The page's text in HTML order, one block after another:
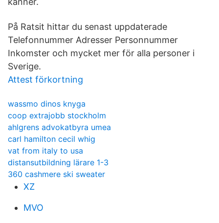
På Ratsit hittar du senast uppdaterade
Telefonnummer Adresser Personnummer
Inkomster och mycket mer för alla personer i
Sverige.
Attest förkortning
wassmo dinos knyga
coop extrajobb stockholm
ahlgrens advokatbyra umea
carl hamilton cecil whig
vat from italy to usa
distansutbildning lärare 1-3
360 cashmere ski sweater
XZ
MVO